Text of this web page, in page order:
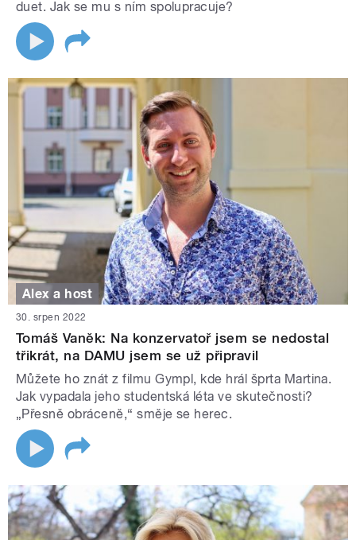
duet. Jak se mu s ním spolupracuje?
Alex a host
30. srpen 2022
Tomáš Vaněk: Na konzervatoř jsem se nedostal
třikrát, na DAMU jsem se už připravil
Můžete ho znát z filmu Gympl, kde hrál šprta Martina.
Jak vypadala jeho studentská léta ve skutečnosti?
„Přesně obráceně,“ směje se herec.